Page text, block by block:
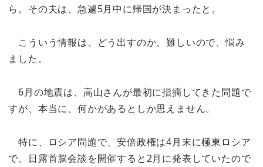
ら。その夫は、急遽5月中に帰国が決まったと。
こういう情報は、どう出すのか、難しいので、悩み
ました。
6月の地震は、高山さんが最初に指摘してきた問題で
すが、本当に、何かがあるとしか思えません。
特に、ロシア問題で、安倍政権は4月末に極東ロシア
で、日露首脳会談を開催すると2月に発表していたので